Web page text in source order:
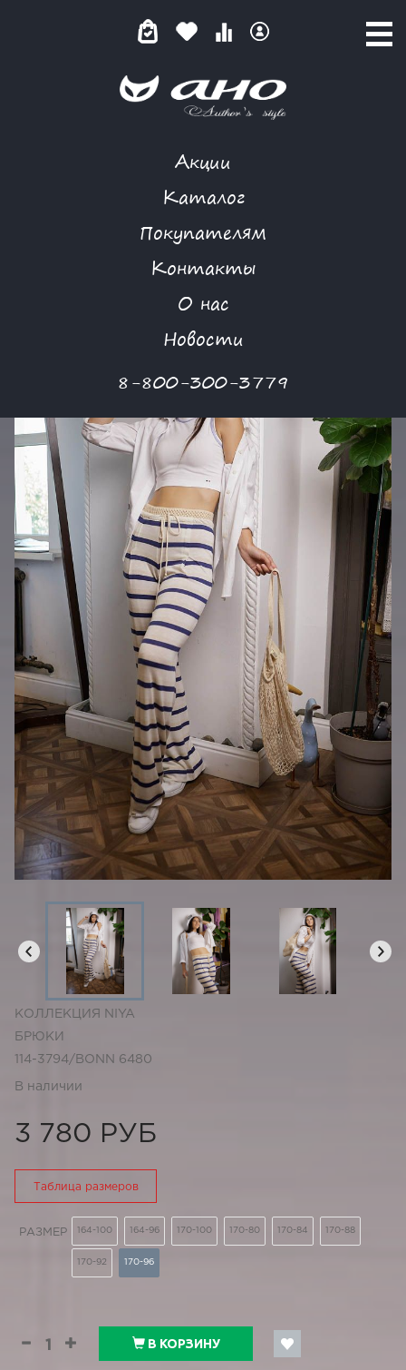
Акции
Каталог
Покупателям
Контакты
О нас
Новости
8-800-300-3779
МОРСКАЯ СИМФОНИЯ
КОЛЛЕКЦИЯ NIYA
БРЮКИ
114-3794/BONN 6480
В наличии
3 780 РУБ
Таблица размеров
РАЗМЕР 164-100 164-96 170-100 170-80 170-84 170-88
170-92 170-96
В КОРЗИНУ